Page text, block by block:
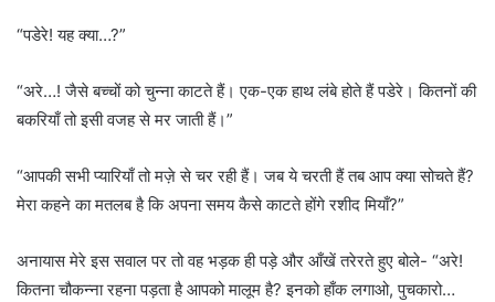
“पडेरे! यह क्या…?”
“अरे…! जैसे बच्चों को चुन्ना काटते हैं। एक-एक हाथ लंबे होते हैं पडेरे। कितनों की
बकरियाँ तो इसी वजह से मर जाती हैं।”
“आपकी सभी प्यारियाँ तो मज़े से चर रही हैं। जब ये चरती हैं तब आप क्या सोचते हैं?
मेरा कहने का मतलब है कि अपना समय कैसे काटते होंगे रशीद मियाँ?”
अनायास मेरे इस सवाल पर तो वह भड़क ही पड़े और आँखें तरेरते हुए बोले- “अरे!
कितना चौकन्ना रहना पड़ता है आपको मालूम है? इनको हाँक लगाओ, पुचकारो…